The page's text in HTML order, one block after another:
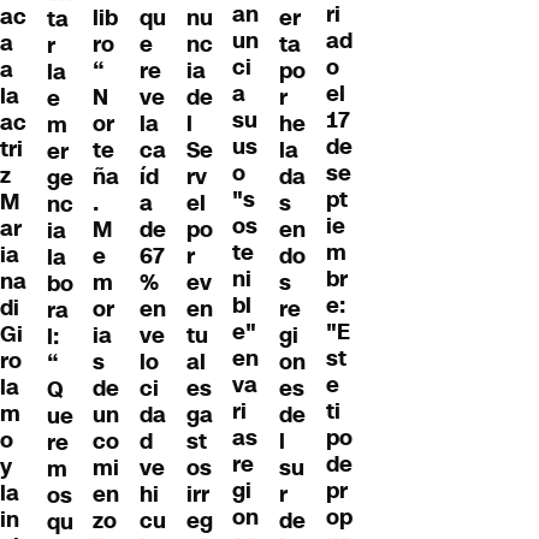
ac
a
a
la
ac
tri
z
M
ar
ia
na
di
Gi
ro
la
m
o
y
la
in
ta
r
la
e
m
er
ge
nc
ia
la
bo
ra
l:
“
Q
ue
re
m
os
qu
lib
ro
“
N
or
te
ña
.
M
e
m
or
ia
s
de
un
co
mi
en
zo
qu
e
re
ve
la
ca
íd
a
de
67
%
en
ve
lo
ci
da
d
ve
hi
cu
nu
nc
ia
de
l
Se
rv
el
po
r
ev
en
tu
al
es
ga
st
os
irr
eg
an
un
ci
a
su
us
o
"s
os
te
ni
bl
e"
en
va
ri
as
re
gi
on
er
ta
po
r
he
la
da
s
en
do
s
re
gi
on
es
de
l
su
r
de
ri
ad
o
el
17
de
se
pt
ie
m
br
e:
"E
st
e
ti
po
de
pr
op